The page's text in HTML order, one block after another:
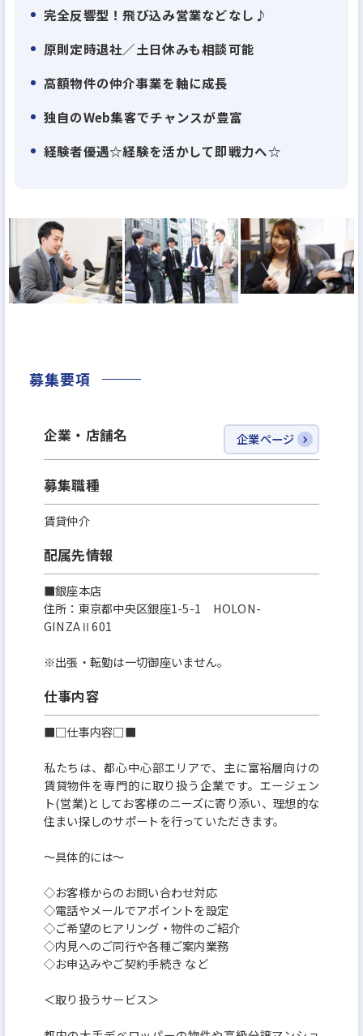
《平均年齢28歳》20代・30代が活躍できる風通しの
＼若手中心の成長企業／
当社は20代が9割を占める若手が中心のスタートアッ
今後、不動産業界での多角展開を計画しており、
＼完全反響営業／
各ポータルサイトへの入力は専門スタッフがが担
当。
不動産営業の「収入が不安定」というイメージを覆
安定した固定給に加え、
業界最高水準のインセンティブでしっかり稼げます。
目標は現実的に設定されており、
無理な残業や強引な営業は一切ありません。
達成できなくてもペナルティや減給はなく、安心して
働けます。
＼*個人の頑張りを見逃さない／*
人事制度を整備している当社では、年2回の昇給・昇
格チャンスがあります。
"頑張り損"にならず、自分の成長が目に見えるからこ
そ、長く活躍いただけますよ！
入社後は手厚いサポート体制が整っているので、
未経験でも安心して飛び込んできてください。
＜当社の強み＞
しており反響数が他に比べ圧倒的に多いことでチャン
完全反響型！飛び込み営業などなし♪
原則定時退社／土日休みも相談可能
高額物件の仲介事業を軸に成長
独自のWeb集客でチャンスが豊富
経験者優遇☆経験を活かして即戦力へ☆
募集要項
企業・店舗名 企業ページ
募集職種
賃貸仲介
配属先情報
■銀座本店
住所：東京都中央区銀座1-5-1 HOLON-
GINZAⅡ601
※出張・転勤は一切御座いません。
仕事内容
■□仕事内容□■
私たちは、都心中心部エリアで、主に富裕層向けの
賃貸物件を専門的に取り扱う企業です。エージェン
ト(営業)としてお客様のニーズに寄り添い、理想的な
住まい探しのサポートを行っていただきます。
～具体的には～
◇お客様からのお問い合わせ対応
◇電話やメールでアポイントを設定
◇ご希望のヒアリング・物件のご紹介
◇内見へのご同行や各種ご案内業務
◇お申込みやご契約手続き など
＜取り扱うサービス＞